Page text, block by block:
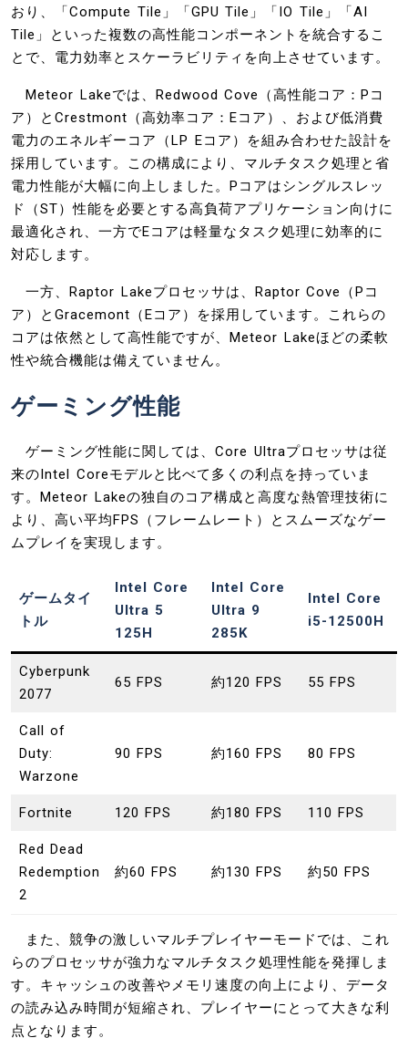
おり、「Compute Tile」「GPU Tile」「IO Tile」「AI
Tile」といった複数の高性能コンポーネントを統合するこ
とで、電力効率とスケーラビリティを向上させています。
Meteor Lakeでは、Redwood Cove（高性能コア：Pコ
ア）とCrestmont（高効率コア：Eコア）、および低消費
電力のエネルギーコア（LP Eコア）を組み合わせた設計を
採用しています。この構成により、マルチタスク処理と省
電力性能が大幅に向上しました。Pコアはシングルスレッ
ド（ST）性能を必要とする高負荷アプリケーション向けに
最適化され、一方でEコアは軽量なタスク処理に効率的に
対応します。
一方、Raptor Lakeプロセッサは、Raptor Cove（Pコ
ア）とGracemont（Eコア）を採用しています。これらの
コアは依然として高性能ですが、Meteor Lakeほどの柔軟
性や統合機能は備えていません。
ゲーミング性能
ゲーミング性能に関しては、Core Ultraプロセッサは従
来のIntel Coreモデルと比べて多くの利点を持っていま
す。Meteor Lakeの独自のコア構成と高度な熱管理技術に
より、高い平均FPS（フレームレート）とスムーズなゲー
ムプレイを実現します。
ゲームタイ
トル
Intel Core
Ultra 5
125H
Intel Core
Ultra 9
285K
Intel Core
i5-12500H
Cyberpunk
2077
65 FPS 約120 FPS 55 FPS
Call of
Duty:
Warzone
90 FPS 約160 FPS 80 FPS
Fortnite 120 FPS 約180 FPS 110 FPS
Red Dead
Redemption
2
約60 FPS 約130 FPS 約50 FPS
また、競争の激しいマルチプレイヤーモードでは、これ
らのプロセッサが強力なマルチタスク処理性能を発揮しま
す。キャッシュの改善やメモリ速度の向上により、データ
の読み込み時間が短縮され、プレイヤーにとって大きな利
点となります。